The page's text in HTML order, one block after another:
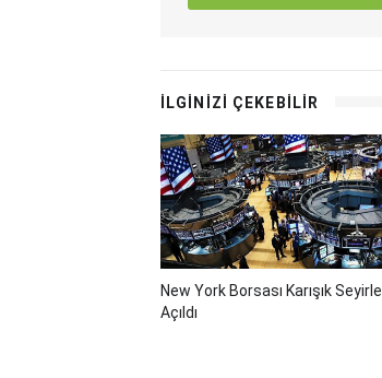
İLGİNİZİ ÇEKEBİLİR
New York Borsası Karışık Seyirle
Açıldı